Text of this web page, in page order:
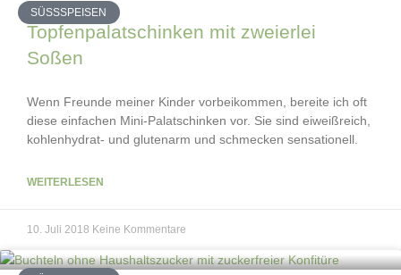
SÜSSSPEISEN
Topfenpalatschinken mit zweierlei
Soßen
Wenn Freunde meiner Kinder vorbeikommen, bereite ich oft
diese einfachen Mini-Palatschinken vor. Sie sind eiweißreich,
kohlenhydrat- und glutenarm und schmecken sensationell.
WEITERLESEN
10. Juli 2018 Keine Kommentare